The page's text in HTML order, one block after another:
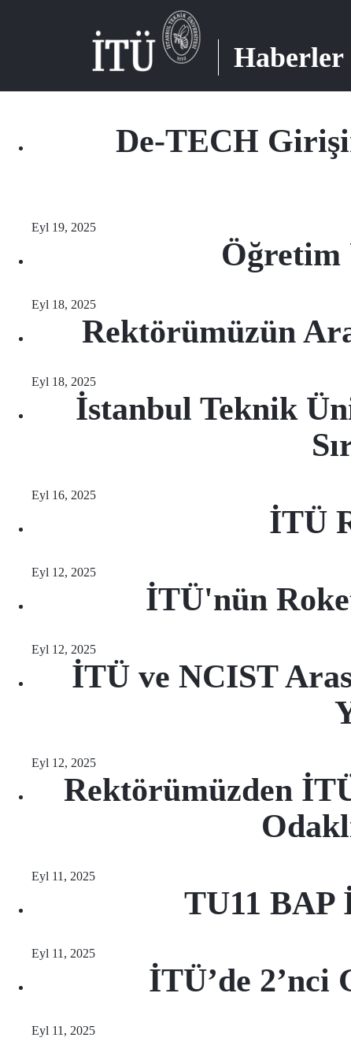
Haberler
De-TECH
Eyl 19, 2025
Öğretim
Eyl 18, 2025
Rektörümüzün
Eyl 18, 2025
İstanbul Teknik
Eyl 16, 2025
İTÜ
Eyl 12, 2025
İTÜ'nün
Eyl 12, 2025
İTÜ ve NCIST
Eyl 12, 2025
Rektörümüzden
Eyl 11, 2025
TU11 BAP
Eyl 11, 2025
İTÜ’de
Eyl 11, 2025